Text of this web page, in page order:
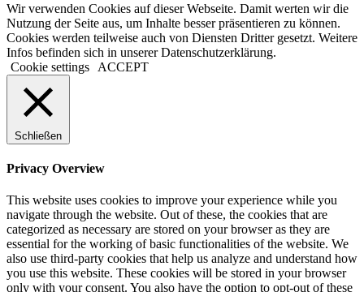
Wir verwenden Cookies auf dieser Webseite. Damit werten wir die
Nutzung der Seite aus, um Inhalte besser präsentieren zu können.
Cookies werden teilweise auch von Diensten Dritter gesetzt. Weitere
Infos befinden sich in unserer Datenschutzerklärung.
Cookie settings
ACCEPT
Schließen
Privacy Overview
This website uses cookies to improve your experience while you
navigate through the website. Out of these, the cookies that are
categorized as necessary are stored on your browser as they are
essential for the working of basic functionalities of the website. We
also use third-party cookies that help us analyze and understand how
you use this website. These cookies will be stored in your browser
only with your consent. You also have the option to opt-out of these